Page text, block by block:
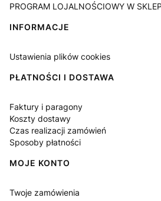
PROGRAM LOJALNOŚCIOWY W
INFORMACJE
Ustawienia plików cookies
PŁATNOŚCI I DOSTAWA
Faktury i paragony
Koszty dostawy
Czas realizacji zamówień
Sposoby płatności
MOJE KONTO
Twoje zamówienia